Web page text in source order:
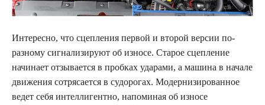
Интересно, что сцепления первой и второй версии по-
разному сигнализируют об износе. Старое сцепление
начинает отзывается в пробках ударами, а машина в начале
движения сотрясается в судорогах. Модернизированное
ведет себя интеллигентно, напоминая об износе